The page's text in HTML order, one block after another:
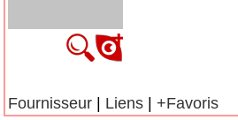
Fournisseur
Liens |+Favoris